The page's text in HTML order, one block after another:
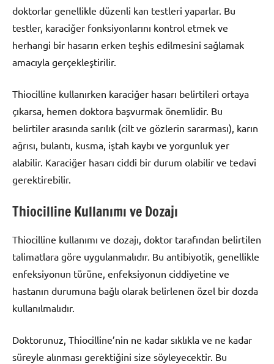
doktorlar genellikle düzenli kan testleri yaparlar. Bu
testler, karaciğer fonksiyonlarını kontrol etmek ve
herhangi bir hasarın erken teşhis edilmesini sağlamak
amacıyla gerçekleştirilir.
Thiocilline kullanırken karaciğer hasarı belirtileri ortaya
çıkarsa, hemen doktora başvurmak önemlidir. Bu
belirtiler arasında sarılık (cilt ve gözlerin sararması), karın
ağrısı, bulantı, kusma, iştah kaybı ve yorgunluk yer
alabilir. Karaciğer hasarı ciddi bir durum olabilir ve tedavi
gerektirebilir.
Thiocilline Kullanımı ve Dozajı
Thiocilline kullanımı ve dozajı, doktor tarafından belirtilen
talimatlara göre uygulanmalıdır. Bu antibiyotik, genellikle
enfeksiyonun türüne, enfeksiyonun ciddiyetine ve
hastanın durumuna bağlı olarak belirlenen özel bir dozda
kullanılmalıdır.
Doktorunuz, Thiocilline’nin ne kadar sıklıkla ve ne kadar
süreyle alınması gerektiğini size söyleyecektir. Bu